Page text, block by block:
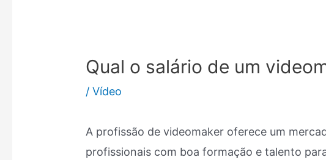
Qual o salário de um
/Vídeo
A profissão de videomaker oferece um
profissionais com boa formação e talento